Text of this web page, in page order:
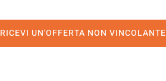
RICEVI UN'OFFERTA NON VINCOLANTE